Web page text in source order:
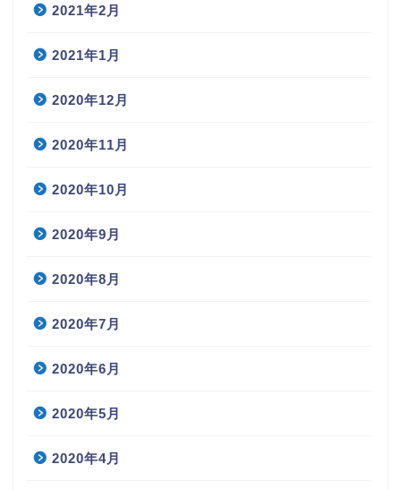
2021年2月
2021年1月
2020年12月
2020年11月
2020年10月
2020年9月
2020年8月
2020年7月
2020年6月
2020年5月
2020年4月